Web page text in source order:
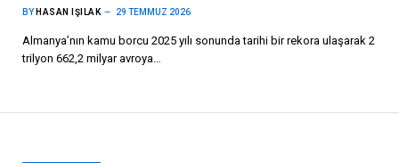
BY HASAN IŞILAK 29 TEMMUZ 2026
Almanya’nın kamu borcu 2025 yılı sonunda tarihi bir rekora ulaşarak 2
trilyon 662,2 milyar avroya…